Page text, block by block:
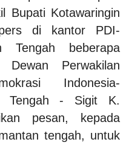
Bupati Kotawaringin
di kantor PDI-
Tengah beberapa
Perwakilan
Indonesia-
Tengah - Sigit K.
pesan, kepada
tengah, untuk